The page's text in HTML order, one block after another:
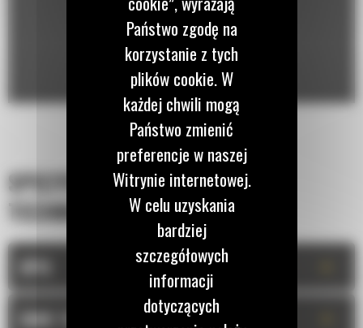
SPECYFIKACJA
TECHNICZNA
DANE TECHNICZNE
Państwo zgodę na
korzystanie z tych
plików cookie. W
każdej chwili mogą
Państwo zmienić
preferencje w naszej
Witrynie internetowej.
W celu uzyskania
bardziej
szczegółowych
informacji
dotyczących